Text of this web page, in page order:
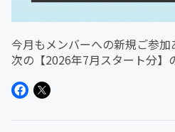
今月もメンバーへの新規ご参加
次の【2026年7月スタート分】
登録をしておくとメールでのお